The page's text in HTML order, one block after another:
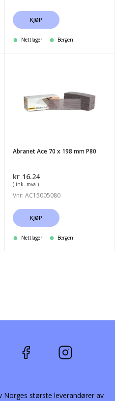
KJØP
Nettlager Bergen
Abranet Ace 70 x 198 mm P80
kr 16.24
( ink. mva )
Vnr: AC15005080
KJØP
Nettlager Bergen
Norges største leverandører av